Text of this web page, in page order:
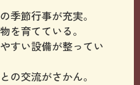
季節行事が充実。
を育てている。
すい設備が整ってい
の交流がさかん。